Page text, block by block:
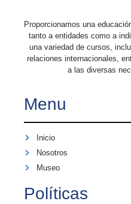
Proporcionamos una
tanto a entidades como a
una variedad de cursos,
relaciones internacionales,
a las diversas
Menu
Inicio
Nosotros
Museo
Políticas